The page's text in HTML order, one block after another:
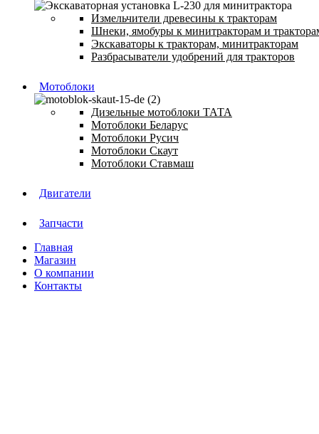
Измельчители древесины к тракторам
Шнеки, ямобуры к минитракторам и
Экскаваторы к тракторам, минитракторам
Разбрасыватели удобрений для тракторов
Мотоблоки
Дизельные мотоблоки ТАТА
Мотоблоки Беларус
Мотоблоки Русич
Мотоблоки Скаут
Мотоблоки Ставмаш
Двигатели
Запчасти
Главная
Магазин
О компании
Контакты